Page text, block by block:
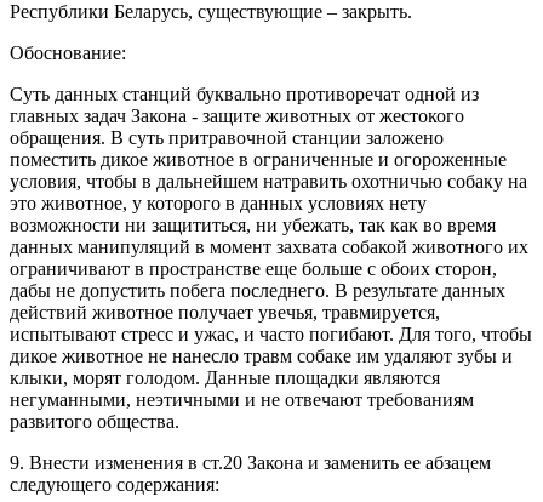
Республики Беларусь, существующие – закрыть.
Обоснование:
Суть данных станций буквально противоречат одной из
главных задач Закона - защите животных от жестокого
обращения. В суть притравочной станции заложено
поместить дикое животное в ограниченные и огороженные
условия, чтобы в дальнейшем натравить охотничью собаку на
это животное, у которого в данных условиях нету
возможности ни защититься, ни убежать, так как во время
данных манипуляций в момент захвата собакой животного их
ограничивают в пространстве еще больше с обоих сторон,
дабы не допустить побега последнего. В результате данных
действий животное получает увечья, травмируется,
испытывают стресс и ужас, и часто погибают. Для того, чтобы
дикое животное не нанесло травм собаке им удаляют зубы и
клыки, морят голодом. Данные площадки являются
негуманными, неэтичными и не отвечают требованиям
развитого общества.
9. Внести изменения в ст.20 Закона и заменить ее абзацем
следующего содержания: